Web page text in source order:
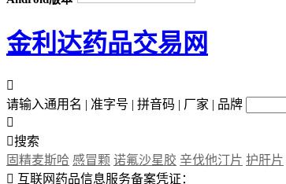
金利达药品交易网

请输入通用名 | 准字号 | 拼音码 | 厂家 | 品牌

搜索
固精麦斯哈 感冒颗 诺氟沙星胶 辛伐他汀片 护肝片
 互联网药品信息服务备案凭证：